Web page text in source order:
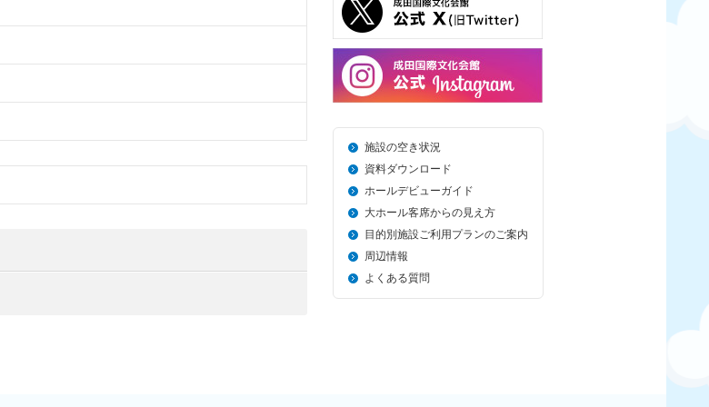
施設の空き状況
資料ダウンロード
ホールデビューガイド
大ホール客席からの見え方
目的別施設ご利用プランのご案内
周辺情報
よくある質問